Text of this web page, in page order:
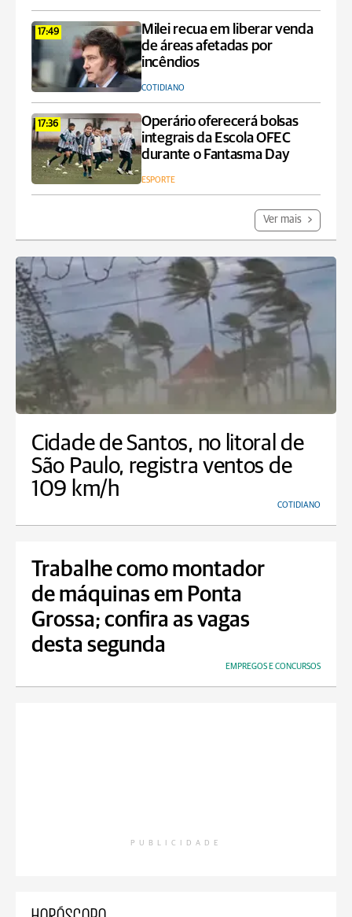
17:49
Milei recua em liberar venda
de áreas afetadas por
incêndios
COTIDIANO
17:36
Operário oferecerá bolsas
integrais da Escola OFEC
durante o Fantasma Day
ESPORTE
Ver mais
Cidade de Santos, no litoral de
São Paulo, registra ventos de
109 km/h
COTIDIANO
Trabalhe como montador
de máquinas em Ponta
Grossa; confira as vagas
desta segunda
EMPREGOS E CONCURSOS
PUBLICIDADE